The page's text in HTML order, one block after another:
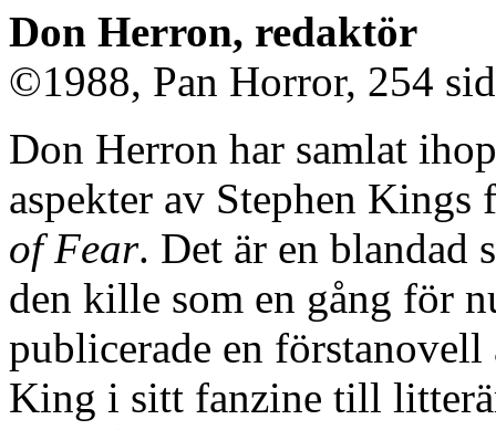
Don Herron, redaktör
©1988, Pan Horror, 254
Don Herron har samlat
aspekter av Stephen
of Fear. Det är en blandad
den kille som en gång för
publicerade en
King i sitt fanzine till